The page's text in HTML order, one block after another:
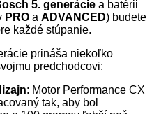
5. generácie a batérii
PRO a ADVANCED) budete
každé stúpanie.
prináša niekoľko
predchodcovi:
: Motor Performance CX
tak, aby bol